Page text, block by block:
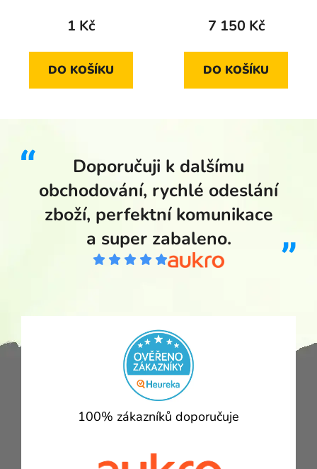
1 Kč
DO KOŠÍKU
7 150 Kč
DO KOŠÍKU
Doporučuji k dalšímu
obchodování, rychlé odeslání
zboží, perfektní komunikace
a super zabaleno.
100% zákazníků doporučuje